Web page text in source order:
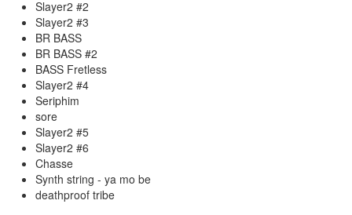
Slayer2 #2
Slayer2 #3
BR BASS
BR BASS #2
BASS Fretless
Slayer2 #4
Seriphim
sore
Slayer2 #5
Slayer2 #6
Chasse
Synth string - ya mo be
deathproof tribe